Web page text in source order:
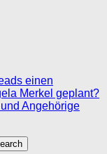
einen
Merkel geplant?
Angehörige